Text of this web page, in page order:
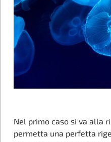
Nel primo caso si va alla
permetta una perfetta